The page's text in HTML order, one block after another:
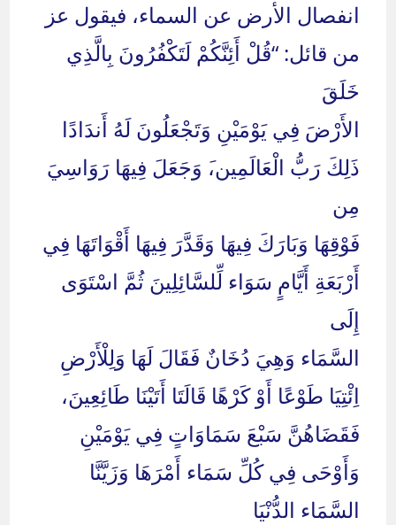
انفصال الأرض عن السماء، فيقول عز
من قائل: “قُلْ أَئِنَّكُمْ لَتَكْفُرُونَ بِالَّذِي
خَلَقَ
الأَرْضَ فِي يَوْمَيْنِ وَتَجْعَلُونَ لَهُ أَندَادًا
ذَلِكَ رَبُّ الْعَالَمِين،َ وَجَعَلَ فِيهَا رَوَاسِيَ
مِن
فَوْقِهَا وَبَارَكَ فِيهَا وَقَدَّرَ فِيهَا أَقْوَاتَهَا فِي
أَرْبَعَةِ أَيَّامٍ سَوَاء لِّلسَّائِلِينَ ثُمَّ اسْتَوَى
إِلَى
السَّمَاء وَهِيَ دُخَانٌ فَقَالَ لَهَا وَلِلْأَرْضِ
اِئْتِيَا طَوْعًا أَوْ كَرْهًا قَالَتَا أَتَيْنَا طَائِعِينَ،
فَقَضَاهُنَّ سَبْعَ سَمَاوَاتٍ فِي يَوْمَيْنِ
وَأَوْحَى فِي كُلِّ سَمَاء أَمْرَهَا وَزَيَّنَّا
السَّمَاء الدُّنْيَا